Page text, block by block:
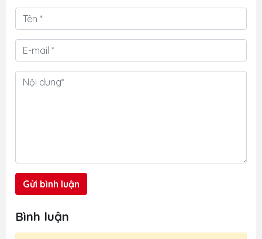
Gửi bình luận
Bình luận